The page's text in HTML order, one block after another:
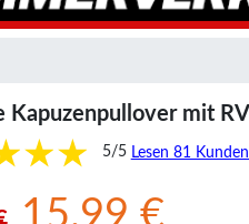
Kapuzenpullover mit
5/5 Lesen 81
15.99 €